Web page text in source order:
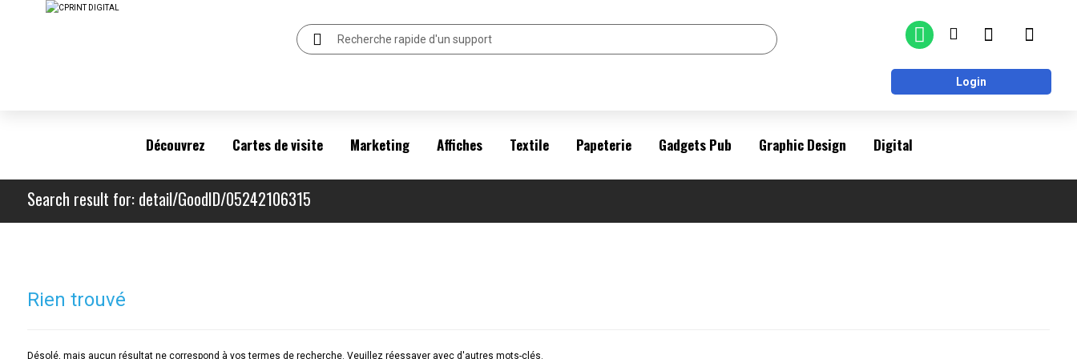
Login
Découvrez Cartes de visite Marketing Affiches Textile Papeterie Gadgets Pub Graphic Design Digital
Search result for: detail/GoodID/05242106315
Rien trouvé
Désolé, mais aucun résultat ne correspond à vos termes de recherche. Veuillez réessayer avec d'autres mots-clés.